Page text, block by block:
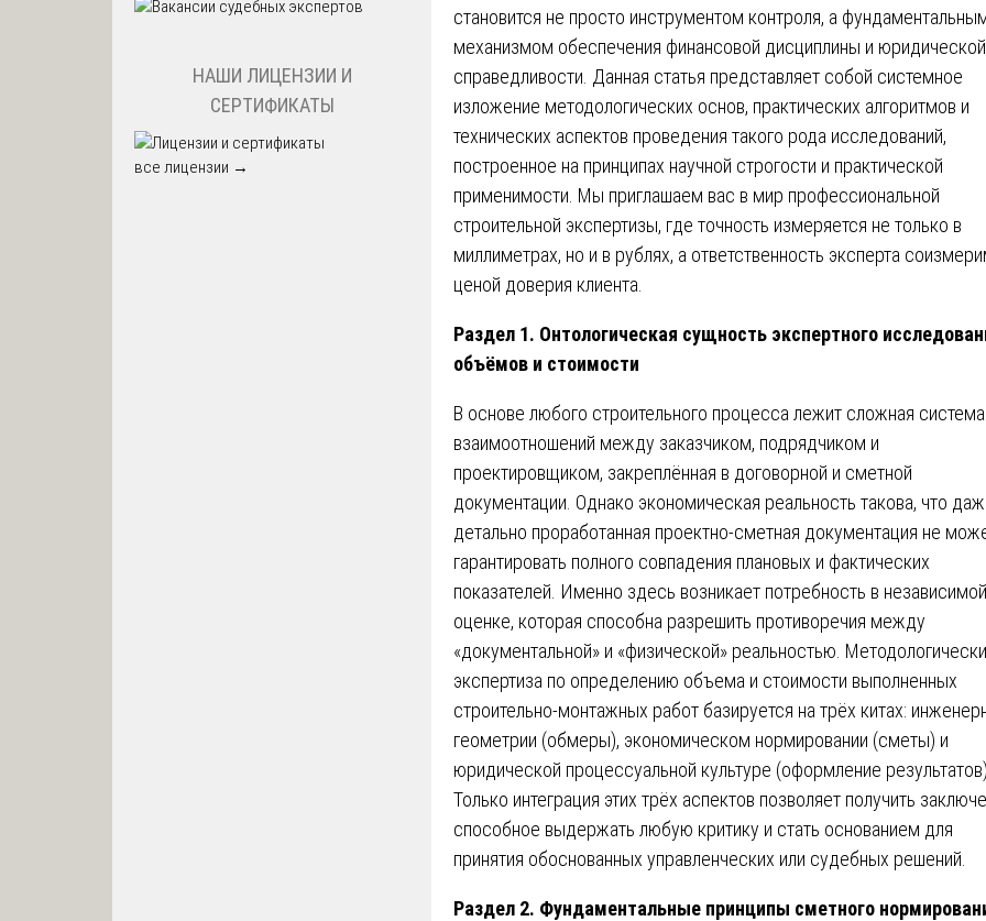
становится не просто инструментом контроля, а
механизмом обеспечения финансовой дисциплины и юридической
справедливости. Данная статья представляет собой системное
изложение методологических основ, практических алгоритмов и
технических аспектов проведения такого рода исследований,
построенное на принципах научной строгости и практической
применимости. Мы приглашаем вас в мир профессиональной
строительной экспертизы, где точность измеряется не только в
миллиметрах, но и в рублях, а ответственность эксперта
ценой доверия клиента.
Раздел 1. Онтологическая сущность экспертного
объёмов и стоимости
В основе любого строительного процесса лежит сложная система
взаимоотношений между заказчиком, подрядчиком и
проектировщиком, закреплённая в договорной и сметной
документации. Однако экономическая реальность такова, что
детально проработанная проектно-сметная документация не
гарантировать полного совпадения плановых и фактических
показателей. Именно здесь возникает потребность в независимой
оценке, которая способна разрешить противоречия между
«документальной» и «физической» реальностью. Методологически
экспертиза по определению объема и стоимости выполненных
строительно-монтажных работ базируется на трёх китах:
геометрии (обмеры), экономическом нормировании (сметы) и
юридической процессуальной культуре (оформление результатов).
Только интеграция этих трёх аспектов позволяет получить
способное выдержать любую критику и стать основанием для
принятия обоснованных управленческих или судебных решений.
Раздел 2. Фундаментальные принципы сметного
НАШИ ЛИЦЕНЗИИ И
СЕРТИФИКАТЫ
все лицензии →